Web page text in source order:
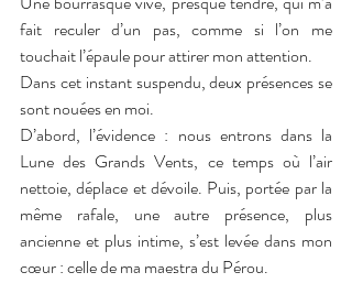
fait reculer d’un pas, comme si l’on me
touchait l’épaule pour attirer mon attention.
Dans cet instant suspendu, deux présences se
sont nouées en moi.
D’abord, l’évidence : nous entrons dans la
Lune des Grands Vents, ce temps où l’air
nettoie, déplace et dévoile. Puis, portée par la
même rafale, une autre présence, plus
ancienne et plus intime, s’est levée dans mon
cœur : celle de ma maestra du Pérou.